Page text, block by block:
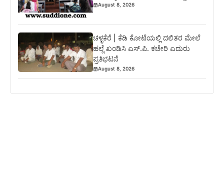
August 8, 2026
ಚಳ್ಳಕೆರೆ | ಕೆಡಿ ಕೋಟೆಯಲ್ಲಿ ದಲಿತರ ಮೇಲೆ
ಹಲ್ಲೆ ಖಂಡಿಸಿ ಎಸ್.ಪಿ. ಕಚೇರಿ ಎದುರು
ಪ್ರತಿಭಟನೆ
August 8, 2026